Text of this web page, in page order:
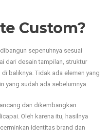
Custom?
sepenuhnya sesuai
dari desain tampilan, struktur
baliknya. Tidak ada elemen yang
yang sudah ada sebelumnya.
dan dikembangkan
Oleh karena itu, hasilnya
identitas brand dan